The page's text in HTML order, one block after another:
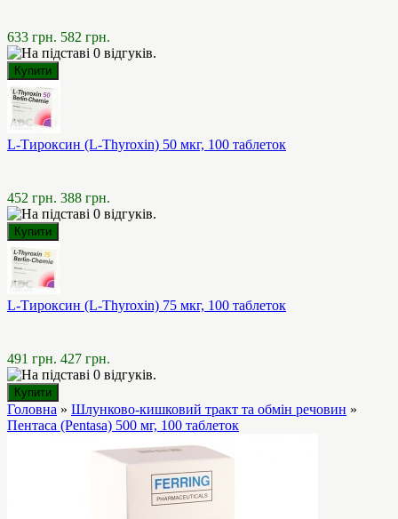
633 грн. 582 грн.
L-Тироксин (L-Thyroxin) 50 мкг, 100 таблеток
452 грн. 388 грн.
L-Тироксин (L-Thyroxin) 75 мкг, 100 таблеток
491 грн. 427 грн.
Головна » Шлунково-кишковий тракт та обмін речовин »
Пентаса (Pentasa) 500 мг, 100 таблеток